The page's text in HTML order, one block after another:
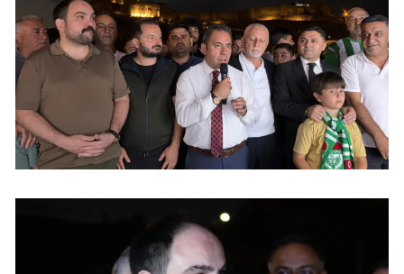
Muş
Nevşehir
Niğde
Ordu
Rize
Samsun